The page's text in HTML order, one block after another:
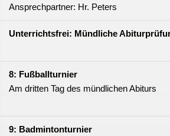
Ansprechpartner: Hr. Peters
Unterrichtsfrei: Mündliche
8: Fußballturnier
Am dritten Tag des mündlichen Abiturs
9: Badmintonturnier